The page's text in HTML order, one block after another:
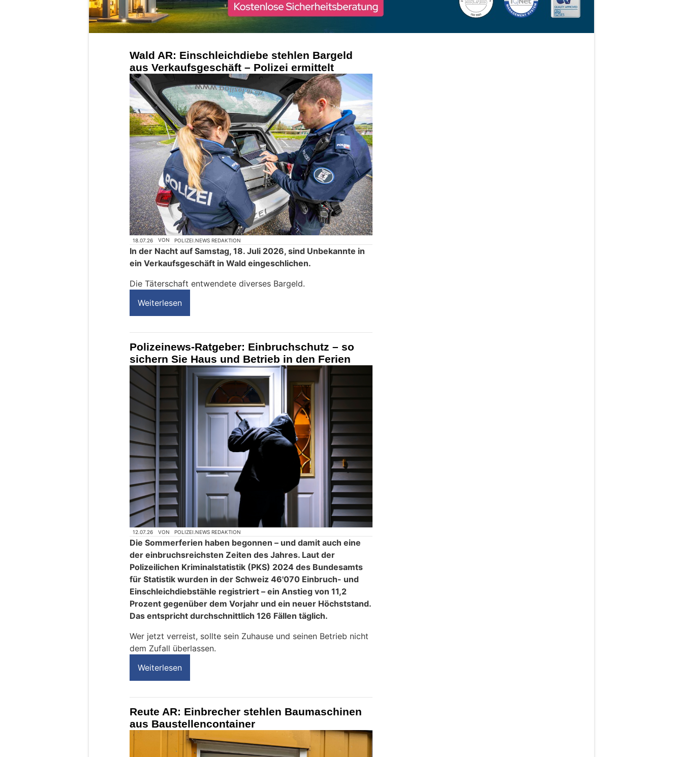
Wald AR: Einschleichdiebe stehlen Bargeld
aus Verkaufsgeschäft – Polizei ermittelt
18.07.26 VON POLIZEI.NEWS REDAKTION
In der Nacht auf Samstag, 18. Juli 2026, sind Unbekannte in
ein Verkaufsgeschäft in Wald eingeschlichen.
Die Täterschaft entwendete diverses Bargeld.
Weiterlesen
Polizeinews-Ratgeber: Einbruchschutz – so
sichern Sie Haus und Betrieb in den Ferien
12.07.26 VON POLIZEI.NEWS REDAKTION
Die Sommerferien haben begonnen – und damit auch eine
der einbruchsreichsten Zeiten des Jahres. Laut der
Polizeilichen Kriminalstatistik (PKS) 2024 des Bundesamts
für Statistik wurden in der Schweiz 46'070 Einbruch- und
Einschleichdiebstähle registriert – ein Anstieg von 11,2
Prozent gegenüber dem Vorjahr und ein neuer Höchststand.
Das entspricht durchschnittlich 126 Fällen täglich.
Wer jetzt verreist, sollte sein Zuhause und seinen Betrieb nicht
dem Zufall überlassen.
Weiterlesen
Reute AR: Einbrecher stehlen Baumaschinen
aus Baustellencontainer